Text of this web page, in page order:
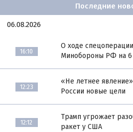
Последние
06.08.2026
16:10
О ходе
Минобороны РФ на 6
12:23
«Не летнее
России новые цели
12:12
Трамп угрожает
ракет у США